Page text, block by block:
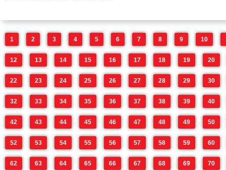
1 2 3 4 5 6 7 8 9 10
12 13 14 15 16 17 18 19 20
22 23 24 25 26 27 28 29 30
32 33 34 35 36 37 38 39 40
42 43 44 45 46 47 48 49 50
52 53 54 55 56 57 58 59 60
62 63 64 65 66 67 68 69 70